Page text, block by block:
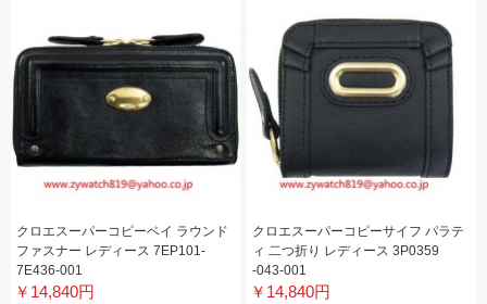
クロエスーパーコピーベイ ラウンド
ファスナー レディース 7EP101-
7E436-001
￥14,840円
クロエスーパーコピーサイフ パラテ
ィ 二つ折り レディース 3P0359
-043-001
￥14,840円